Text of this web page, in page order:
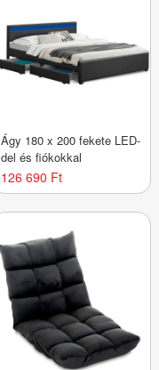
Ágy 180 x 200 fekete LED-
del és fiókokkal
126 690 Ft